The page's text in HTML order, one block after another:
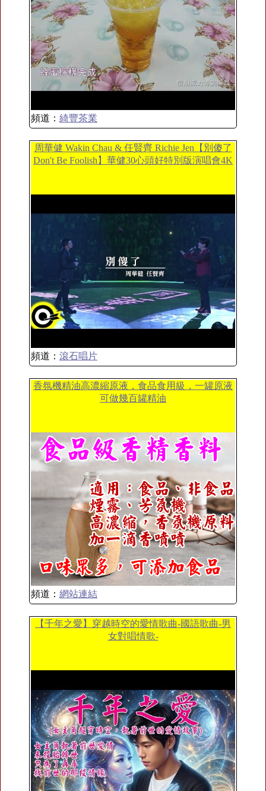
頻道： 綺豐茶業
周華健 Wakin Chau & 任賢齊 Richie Jen【別傻了
Don't Be Foolish】華健30心頭好特別版演唱會4K
頻道： 滾石唱片
香氛機精油高濃縮原液，食品食用級，一罐原液
可做幾百罐精油
頻道： 網站連結
【千年之愛】穿越時空的愛情歌曲-國語歌曲-男
女對唱情歌-